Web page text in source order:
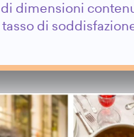
dimensioni
di